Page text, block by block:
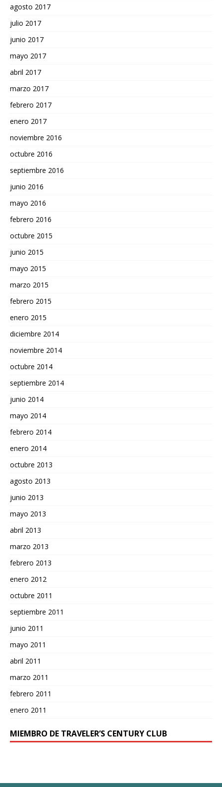
agosto 2017
julio 2017
junio 2017
mayo 2017
abril 2017
marzo 2017
febrero 2017
enero 2017
noviembre 2016
octubre 2016
septiembre 2016
junio 2016
mayo 2016
febrero 2016
octubre 2015
junio 2015
mayo 2015
marzo 2015
febrero 2015
enero 2015
diciembre 2014
noviembre 2014
octubre 2014
septiembre 2014
junio 2014
mayo 2014
febrero 2014
enero 2014
octubre 2013
agosto 2013
junio 2013
mayo 2013
abril 2013
marzo 2013
febrero 2013
enero 2012
octubre 2011
septiembre 2011
junio 2011
mayo 2011
abril 2011
marzo 2011
febrero 2011
enero 2011
MIEMBRO DE TRAVELER’S CENTURY CLUB